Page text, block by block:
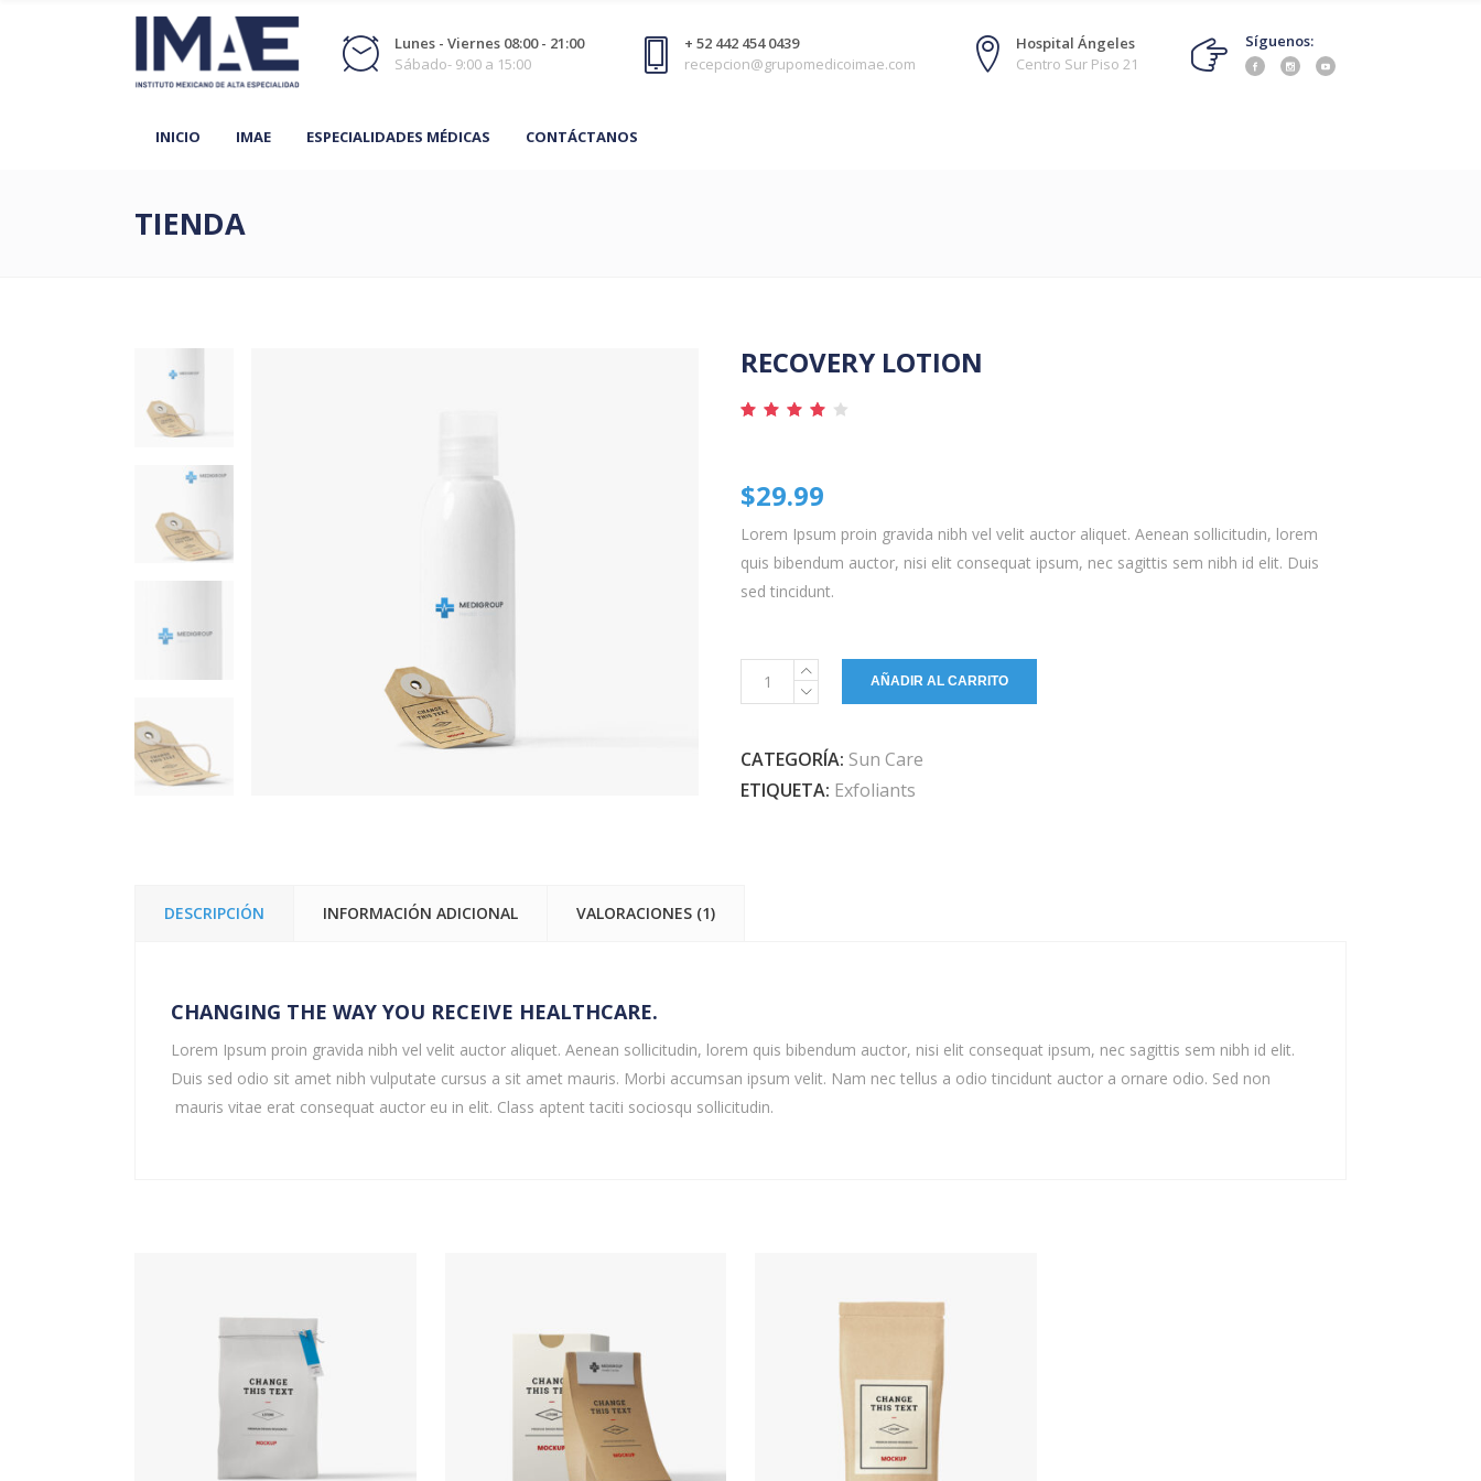
Lunes - Viernes 08:00 - 21:00
Sábado- 9:00 a 15:00
+ 52 442 454 0439
recepcion@grupomedicoimae.com
Hospital Ángeles
Centro Sur Piso 21
Síguenos:
INICIO IMAE ESPECIALIDADES MÉDICAS CONTÁCTANOS
TIENDA
RECOVERY LOTION
en
puntuación
cliente
$29.99
Lorem Ipsum proin gravida nibh vel velit auctor aliquet. Aenean sollicitudin, lorem
quis bibendum auctor, nisi elit consequat ipsum, nec sagittis sem nibh id elit. Duis
sed tincidunt.
Recovery
Lotion
AÑADIR AL CARRITO
CATEGORÍA: Sun Care
ETIQUETA: Exfoliants
DESCRIPCIÓN INFORMACIÓN ADICIONAL VALORACIONES (1)
CHANGING THE WAY YOU RECEIVE HEALTHCARE.
Lorem Ipsum proin gravida nibh vel velit auctor aliquet. Aenean sollicitudin, lorem quis bibendum auctor, nisi elit consequat ipsum, nec sagittis sem nibh id elit.
Duis sed odio sit amet nibh vulputate cursus a sit amet mauris. Morbi accumsan ipsum velit. Nam nec tellus a odio tincidunt auctor a ornare odio. Sed non
mauris vitae erat consequat auctor eu in elit. Class aptent taciti sociosqu sollicitudin.